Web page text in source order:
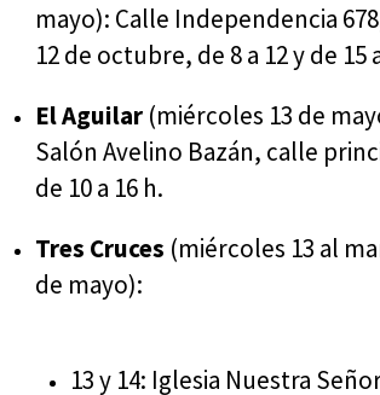
mayo): Calle Independencia
12 de octubre, de 8 a 12 y de 15
El Aguilar(miércoles 13 de
Salón Avelino Bazán, calle
de 10 a 16 h.
Tres Cruces (miércoles 13 al
de mayo):
13 y 14: Iglesia Nuestra